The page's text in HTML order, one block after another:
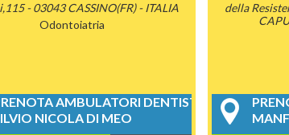
- 03043 CASSINO(FR) - ITALIA
Odontoiatria
AMBULATORI DENTISTICI
NICOLA DI MEO
della